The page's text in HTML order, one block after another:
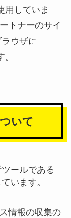
用していま
トナーのサイ
ウザに
いて
ールである
います。
情報の収集の